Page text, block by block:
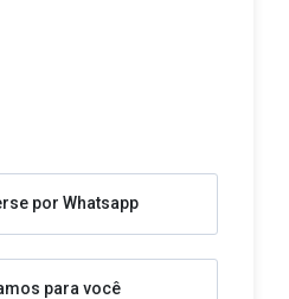
por Whatsapp
para você